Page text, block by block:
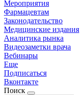
Мероприятия
Фармацевтам
Законодательство
Медицинские издания
Аналитика рынка
Видеозаметки врача
Вебинары
Еще
Подписаться
Вконтакте
Поиск